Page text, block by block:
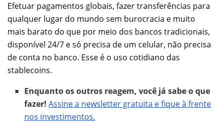
Efetuar pagamentos globais, fazer transferências para
qualquer lugar do mundo sem burocracia e muito
mais barato do que por meio dos bancos tradicionais,
disponível 24/7 e só precisa de um celular, não precisa
de conta no banco. Esse é o uso cotidiano das
stablecoins.
Enquanto os outros reagem, você já sabe o que
fazer! Assine a newsletter gratuita e fique à frente
nos investimentos.